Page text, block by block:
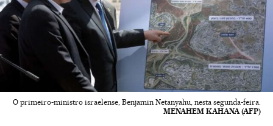
O primeiro-ministro israelense, Benjamin Netanyahu, nesta segunda-feira.
MENAHEM KAHANA (AFP)